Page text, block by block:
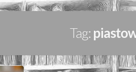
Tag: